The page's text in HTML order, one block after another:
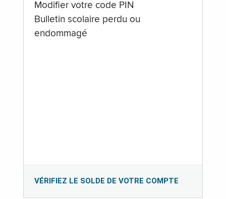
Modifier votre code PIN
Bulletin scolaire perdu ou
endommagé
VÉRIFIEZ LE SOLDE DE VOTRE COMPTE